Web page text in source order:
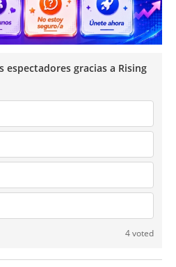
espectadores gracias a Rising
4 voted